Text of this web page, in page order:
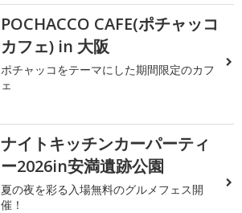
POCHACCO CAFE(ポチャッコ
カフェ) in 大阪
ポチャッコをテーマにした期間限定のカフ
ェ
ナイトキッチンカーパーティ
ー2026in安満遺跡公園
夏の夜を彩る入場無料のグルメフェス開
催！